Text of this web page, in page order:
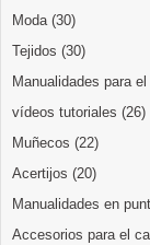
Moda (30)
Tejidos (30)
Manualidades para
vídeos tutoriales (26)
Muñecos (22)
Acertijos (20)
Manualidades en
Accesorios para el